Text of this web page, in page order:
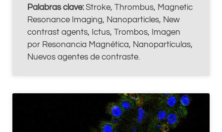
Palabras clave:Stroke, Thrombus, Magnetic
Resonance Imaging, Nanoparticles, New
contrast agents, Ictus, Trombos, Imagen
por Resonancia Magnética, Nanopartículas,
Nuevos agentes de contraste.